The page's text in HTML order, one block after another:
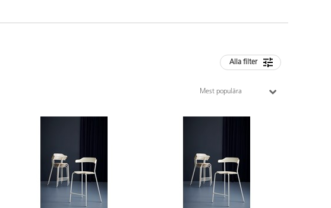
Alla filter
Mest populära